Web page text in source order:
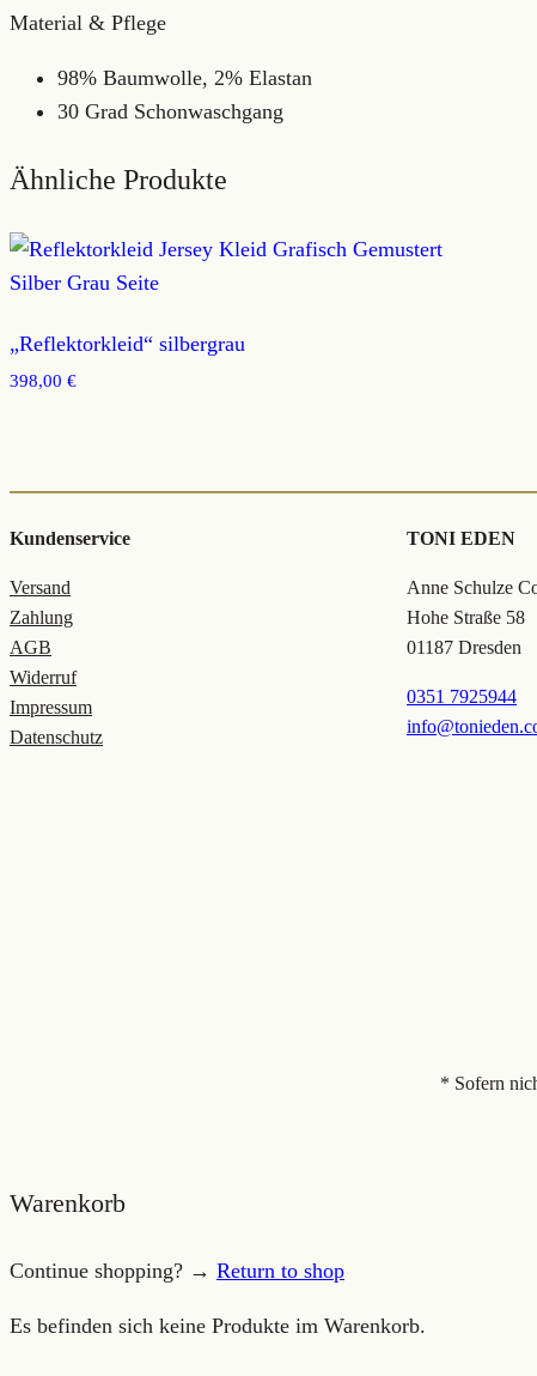
Material & Pflege
98% Baumwolle, 2% Elastan
30 Grad Schonwaschgang
Ähnliche Produkte
„Reflektorkleid“ silbergrau
398,00 €
Kundenservice
Versand
Zahlung
AGB
Widerruf
Impressum
Datenschutz
TONI EDEN
Anne Schulze
Hohe Straße 58
01187 Dresden
0351 7925944
* Sofern
Warenkorb
Continue shopping? → Return to shop
Es befinden sich keine Produkte im Warenkorb.